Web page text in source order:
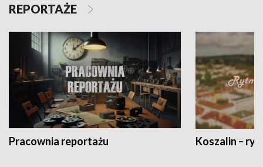
REPORTAŻE
Pracownia reportażu Koszalin –